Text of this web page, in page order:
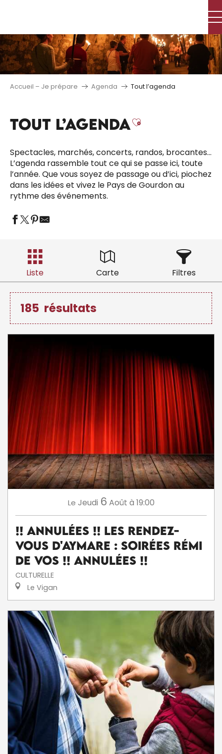
principal
Accueil – Je prépare Agenda Tout l’agenda
TOUT L’AGENDAAjouter aux
Spectacles, marchés, concerts, randos, brocantes…
L’agenda rassemble tout ce qui se passe ici, toute
l’année. Que vous soyez de passage ou d’ici, piochez
dans les idées et vivez le Pays de Gourdon au
rythme des événements.
Liste Carte Filtres
185 résultats
Le Jeudi 6 Août à 19:00
!! ANNULÉES !! Les Rendez-
Vous d'Aymare : Soirées Rémi
De Vos !! ANNULÉES !!
CULTURELLE
Le Vigan